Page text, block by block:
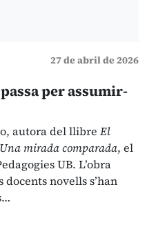
27 de abril de 2026
per assumir-
autora del llibre El
mirada comparada, el
UB. L’obra
novells s’han